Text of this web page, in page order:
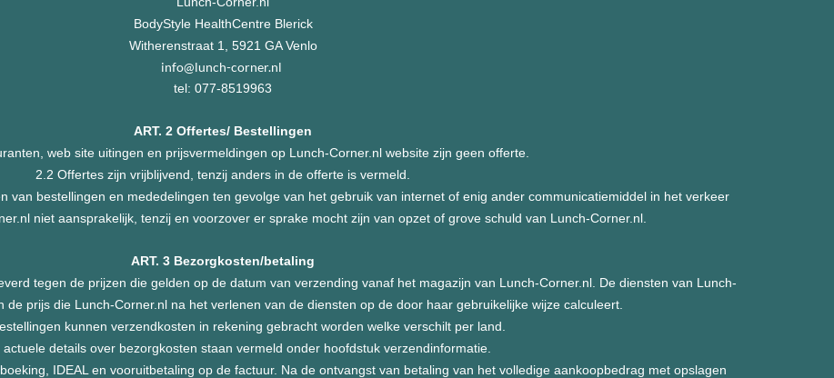
BodyStyle HealthCentre Blerick
Witherenstraat 1, 5921 GA Venlo
info@lunch-corner.nl
tel: 077-8519963
ART. 2 Offertes/ Bestellingen
web site uitingen en prijsvermeldingen op Lunch-Corner.nl website zijn geen offerte.
2.2 Offertes zijn vrijblijvend, tenzij anders in de offerte is vermeld.
van bestellingen en mededelingen ten gevolge van het gebruik van internet of enig ander communicatiemiddel in het verkeer
niet aansprakelijk, tenzij en voorzover er sprake mocht zijn van opzet of grove schuld van Lunch-Corner.nl.
ART. 3 Bezorgkosten/betaling
tegen de prijzen die gelden op de datum van verzending vanaf het magazijn van Lunch-Corner.nl. De diensten van Lunch-
de prijs die Lunch-Corner.nl na het verlenen van de diensten op de door haar gebruikelijke wijze calculeert.
kunnen verzendkosten in rekening gebracht worden welke verschilt per land.
actuele details over bezorgkosten staan vermeld onder hoofdstuk verzendinformatie.
IDEAL en vooruitbetaling op de factuur. Na de ontvangst van betaling van het volledige aankoopbedrag met opslagen